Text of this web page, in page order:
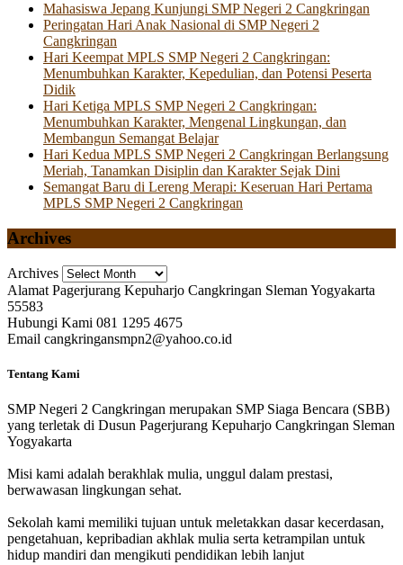
Mahasiswa Jepang Kunjungi SMP Negeri 2 Cangkringan
Peringatan Hari Anak Nasional di SMP Negeri 2
Cangkringan
Hari Keempat MPLS SMP Negeri 2 Cangkringan:
Menumbuhkan Karakter, Kepedulian, dan Potensi Peserta
Didik
Hari Ketiga MPLS SMP Negeri 2 Cangkringan:
Menumbuhkan Karakter, Mengenal Lingkungan, dan
Membangun Semangat Belajar
Hari Kedua MPLS SMP Negeri 2 Cangkringan Berlangsung
Meriah, Tanamkan Disiplin dan Karakter Sejak Dini
Semangat Baru di Lereng Merapi: Keseruan Hari Pertama
MPLS SMP Negeri 2 Cangkringan
Archives
Archives
Alamat Pagerjurang Kepuharjo Cangkringan Sleman Yogyakarta
55583
Hubungi Kami 081 1295 4675
Email cangkringansmpn2@yahoo.co.id
Tentang Kami
SMP Negeri 2 Cangkringan merupakan SMP Siaga Bencara (SBB)
yang terletak di Dusun Pagerjurang Kepuharjo Cangkringan Sleman
Yogyakarta
Misi kami adalah berakhlak mulia, unggul dalam prestasi,
berwawasan lingkungan sehat.
Sekolah kami memiliki tujuan untuk meletakkan dasar kecerdasan,
pengetahuan, kepribadian akhlak mulia serta ketrampilan untuk
hidup mandiri dan mengikuti pendidikan lebih lanjut